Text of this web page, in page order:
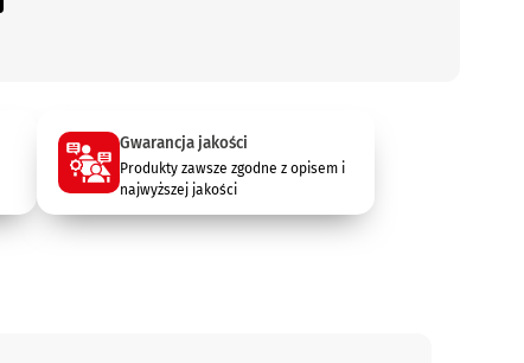
Gwarancja jakości
Produkty zawsze zgodne z opisem i
najwyższej jakości